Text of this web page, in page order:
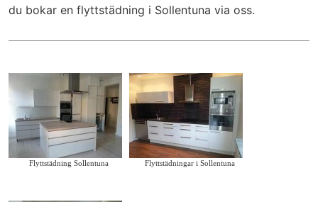
du bokar en flyttstädning i Sollentuna via oss.
Flyttstädning Sollentuna Flyttstädningar i Sollentuna